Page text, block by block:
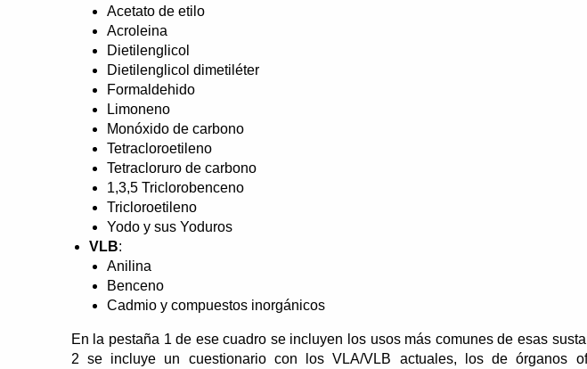
Acetato de etilo
Acroleina
Dietilenglicol
Dietilenglicol dimetiléter
Formaldehido
Limoneno
Monóxido de carbono
Tetracloroetileno
Tetracloruro de carbono
1,3,5 Triclorobenceno
Tricloroetileno
Yodo y sus Yoduros
VLB:
Anilina
Benceno
Cadmio y compuestos inorgánicos
En la pestaña 1 de ese cuadro se incluyen los usos más comunes de esas
2 se incluye un cuestionario con los VLA/VLB actuales, los de órganos